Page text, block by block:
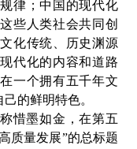
律；中国的现代化
些人类社会共同创
化传统、历史渊源
代化的内容和道路
一个拥有五千年文
的鲜明特色。
惜墨如金，在第五
质量发展”的总标题